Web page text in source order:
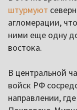
штурмуют
агломерации,
ними еще одну
востока.
В центральной
войск РФ
направлении,